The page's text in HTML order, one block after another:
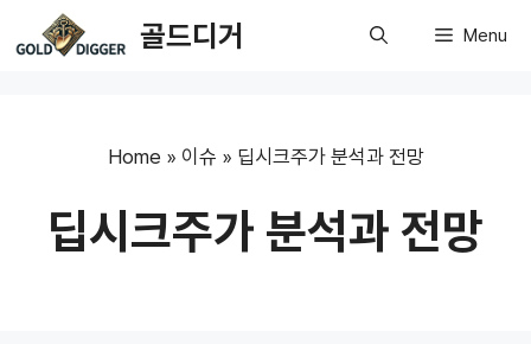
to
골드디거 Menu
Home » 이슈 » 딥시크주가 분석과 전망
딥시크주가 분석과 전망